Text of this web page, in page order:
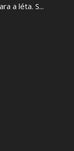
a léta. S...